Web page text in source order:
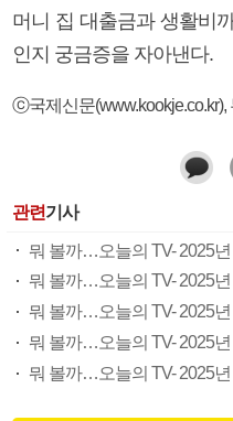
머니 집 대출금과 생활비
인지 궁금증을 자아낸다.
ⓒ국제신문(www.kookje.co.kr),
관련기사
뭐 볼까…오늘의 TV- 2025년
뭐 볼까…오늘의 TV- 2025년
뭐 볼까…오늘의 TV- 2025년
뭐 볼까…오늘의 TV- 2025년
뭐 볼까…오늘의 TV- 2025년